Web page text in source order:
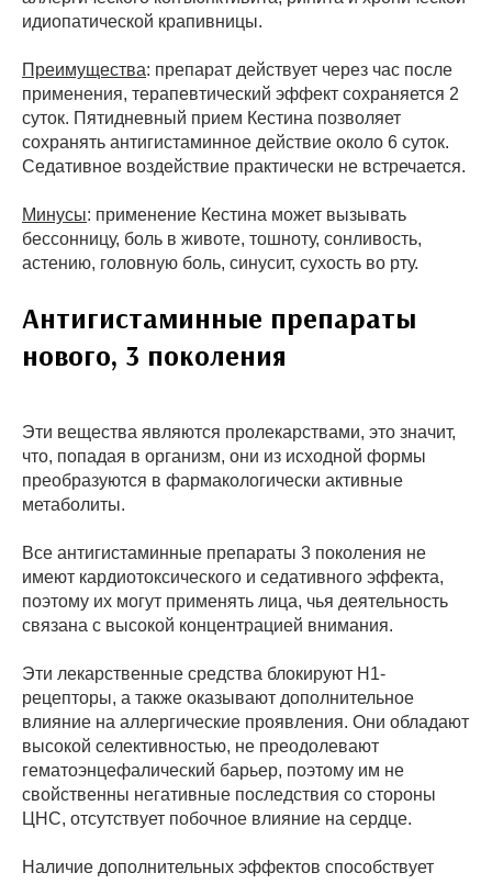
идиопатической крапивницы.
Преимущества: препарат действует через час после
применения, терапевтический эффект сохраняется 2
суток. Пятидневный прием Кестина позволяет
сохранять антигистаминное действие около 6 суток.
Седативное воздействие практически не встречается.
Минусы: применение Кестина может вызывать
бессонницу, боль в животе, тошноту, сонливость,
астению, головную боль, синусит, сухость во рту.
Антигистаминные препараты
нового, 3 поколения
Эти вещества являются пролекарствами, это значит,
что, попадая в организм, они из исходной формы
преобразуются в фармакологически активные
метаболиты.
Все антигистаминные препараты 3 поколения не
имеют кардиотоксического и седативного эффекта,
поэтому их могут применять лица, чья деятельность
связана с высокой концентрацией внимания.
Эти лекарственные средства блокируют Н1-
рецепторы, а также оказывают дополнительное
влияние на аллергические проявления. Они обладают
высокой селективностью, не преодолевают
гематоэнцефалический барьер, поэтому им не
свойственны негативные последствия со стороны
ЦНС, отсутствует побочное влияние на сердце.
Наличие дополнительных эффектов способствует